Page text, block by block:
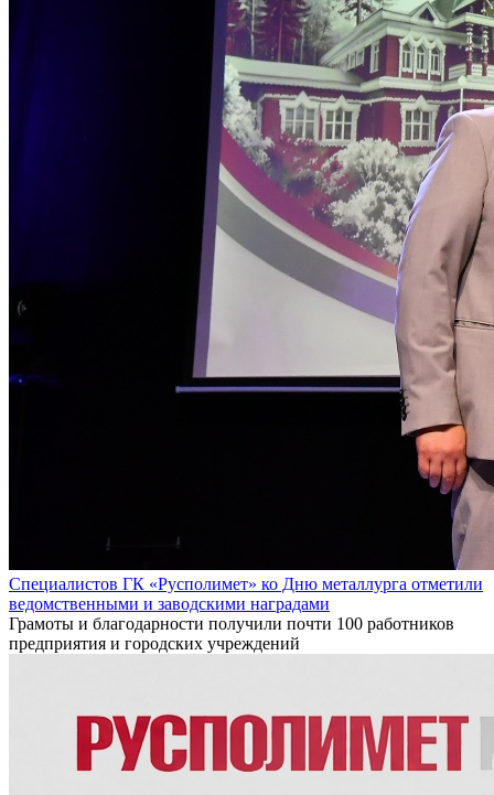
Специалистов ГК «Русполимет» ко Дню металлурга отметили
ведомственными и заводскими наградами
Грамоты и благодарности получили почти 100 работников
предприятия и городских учреждений